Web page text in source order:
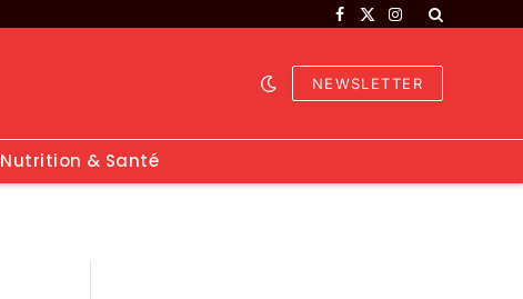
Facebook
X
Instagram
NEWSLETTER
Nutrition & Santé